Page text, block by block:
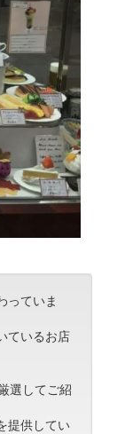
っていま
ているお店
選してご紹
提供してい